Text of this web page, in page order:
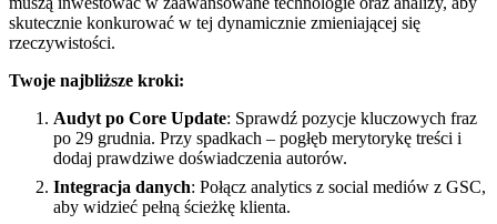
skutecznie konkurować w tej dynamicznie zmieniającej się
rzeczywistości.
Twoje najbliższe kroki:
Audyt po Core Update: Sprawdź pozycje kluczowych fraz
po 29 grudnia. Przy spadkach – pogłęb merytorykę treści i
dodaj prawdziwe doświadczenia autorów.
Integracja danych: Połącz analytics z social mediów z GSC,
aby widzieć pełną ścieżkę klienta.